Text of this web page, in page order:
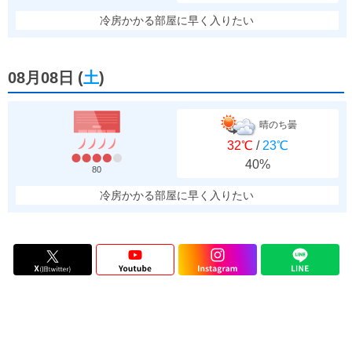
冷房かかる部屋に早く入りたい
08月08日 (土)
80
晴のち曇
32℃ / 23℃
40%
冷房かかる部屋に早く入りたい